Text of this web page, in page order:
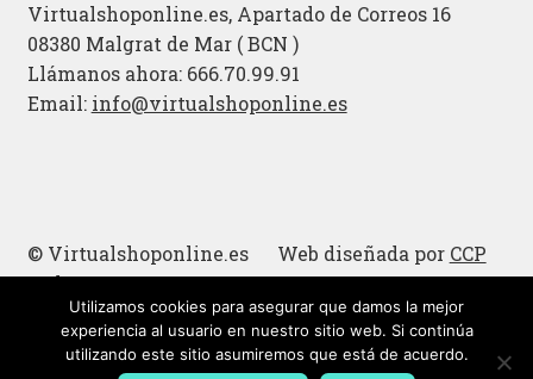
Virtualshoponline.es, Apartado de Correos 16
08380 Malgrat de Mar ( BCN )
Llámanos ahora: 666.70.99.91
Email: info@virtualshoponline.es
© Virtualshoponline.es Web diseñada por CCP
Cadena
Cucharas de madera
Utilizamos cookies para asegurar que damos la mejor
experiencia al usuario en nuestro sitio web. Si continúa
utilizando este sitio asumiremos que está de acuerdo.